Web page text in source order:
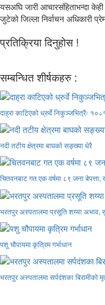
यसअघि जारी आचारसंहिताभन्दा
जुटेको जिल्ला निर्वाचन अधिकारी
प्रतिक्रिया दिनुहोस !
सम्बन्धित शीर्षकहरु :
दाह्रा काटिएको ध्रुर्वे निकुञ्जभित्रैः
नदी तटीय क्षेत्रमा बाघको सङ्ख्या धेरै
चितवनबाट गत एक वर्षमा ८९ जना बेपत्ता,
भरतपुर अस्पतालमा प्रसूति शय्या अभाव,
पशु चौपायमा कृत्रिम गर्भाधान
भरतपुर अस्पतालमा सर्पदंशका बिरामीको